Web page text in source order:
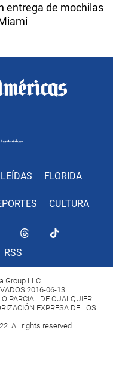
entrega de mochilas
FLORIDA
CULTURA
RSS
Group LLC.
2016-06-13
PARCIAL DE CUALQUIER
EXPRESA DE LOS
All rights reserved